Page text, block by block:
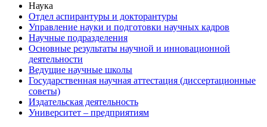
Наука
Отдел аспирантуры и докторантуры
Управление науки и подготовки научных кадров
Научные подразделения
Основные результаты научной и инновационной
деятельности
Ведущие научные школы
Государственная научная аттестация (диссертационные
советы)
Издательская деятельность
Университет – предприятиям